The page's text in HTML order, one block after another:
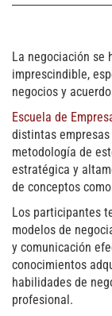
La negociación se
imprescindible,
negocios y
Escuela de
distintas
metodología de
estratégica y
de conceptos
Los participantes
modelos de
y comunicación
conocimientos
habilidades de
profesional.